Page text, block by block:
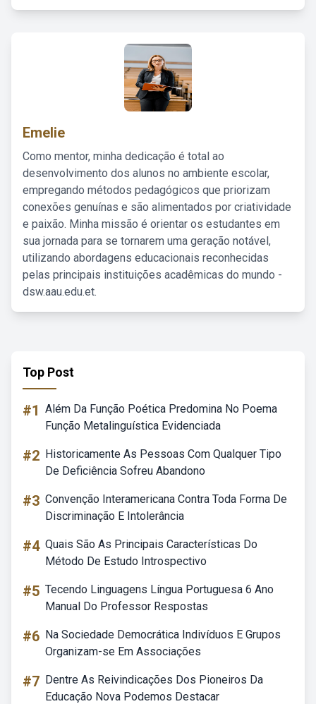
Emelie
Como mentor, minha dedicação é total ao
desenvolvimento dos alunos no ambiente escolar,
empregando métodos pedagógicos que priorizam
conexões genuínas e são alimentados por criatividade
e paixão. Minha missão é orientar os estudantes em
sua jornada para se tornarem uma geração notável,
utilizando abordagens educacionais reconhecidas
pelas principais instituições acadêmicas do mundo -
dsw.aau.edu.et.
Top Post
#1 Além Da Função Poética Predomina No Poema
Função Metalinguística Evidenciada
#2 Historicamente As Pessoas Com Qualquer Tipo
De Deficiência Sofreu Abandono
#3 Convenção Interamericana Contra Toda Forma De
Discriminação E Intolerância
#4 Quais São As Principais Características Do
Método De Estudo Introspectivo
#5 Tecendo Linguagens Língua Portuguesa 6 Ano
Manual Do Professor Respostas
#6 Na Sociedade Democrática Indivíduos E Grupos
Organizam-se Em Associações
#7 Dentre As Reivindicações Dos Pioneiros Da
Educação Nova Podemos Destacar